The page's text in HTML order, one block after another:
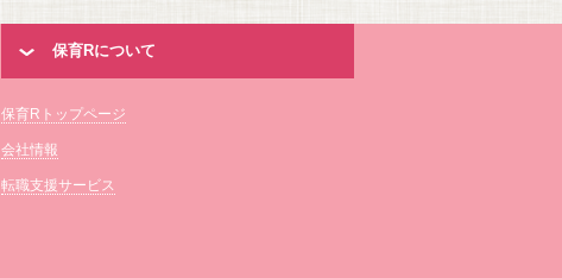
保育Rについて
保育Rトップページ
会社情報
転職支援サービス